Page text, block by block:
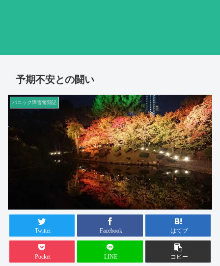
予期不安との闘い
パニック障害奮闘記
Twitter Facebook はてブ
Pocket LINE コピー